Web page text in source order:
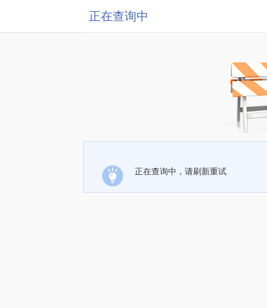
正在查询中
正在查询中，请刷新重试